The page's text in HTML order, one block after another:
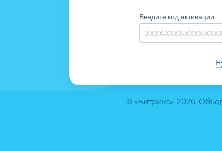
© «Битрикс», 2026.
Введите код активации